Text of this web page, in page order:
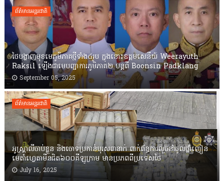
ព័ត៌មានអន្តរជាតិ
ថៃបង្ហាញមុខមេភូមិភាគថ្មីទាំង៤រូប ក្នុងនោះឧត្តមសេនីយ៍ Weerayuth
Raksil ឡើងជាមេបញ្ជាការភូមិភាគ២ បន្តពី Boonsin Padklang
September 05, 2025
ព័ត៌មានអន្តរជាតិ
អូស្រ្តាលីចាប់ខ្លួន និងចោទប្រកាន់បុរស៣នាក់ ពាក់ព័ន្ធការលួចនាំចូលថ្នាំញៀន
មេតាំហ្វេតាមីនជិត៦០០គីឡូក្រាម មានប្រភពពីប្រទេសថៃ
July 16, 2025